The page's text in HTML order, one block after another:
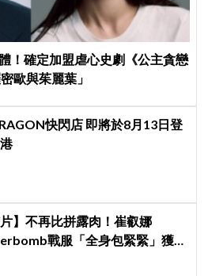
！確定加盟虐心史劇《公主貪戀
歐與茱麗葉」
快閃店 即將於8月13日登
片】不再比拼露肉！崔叡娜
戰服「全身包緊緊」獲好